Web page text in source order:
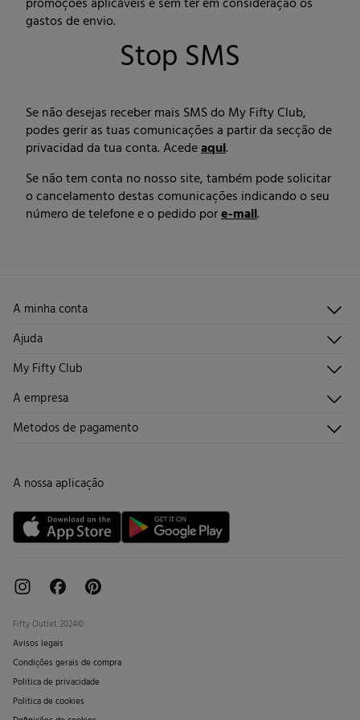
gastos de envio.
Stop SMS
Se não desejas receber mais SMS do My Fifty Club,
podes gerir as tuas comunicações a partir da secção de
privacidad da tua conta. Acedeaqui.
Se não tem conta no nosso site, também pode solicitar
o cancelamento destas comunicações indicando o seu
número de telefone e o pedido pore-mail.
A minha conta
Iniciar sessão
Registar-me
Direções de envio
Torne-se sócio
Ajuda
Atendimento ao cliente
Envie-nos um e-mail
Perguntas frequentes
Promoções vigentes
Cartão de Devolução
Cartão Presente online
Livro de Reclamações online
My Fifty Club
Descúbrelo
Junta-te
A empresa
Quem somos?
Trabalha connosco
Metodos de pagamento
A nossa aplicação
Fifty Outlet 2024©
Avisos legais
Condições gerais de compra
Politica de privacidade
Politica de cookies